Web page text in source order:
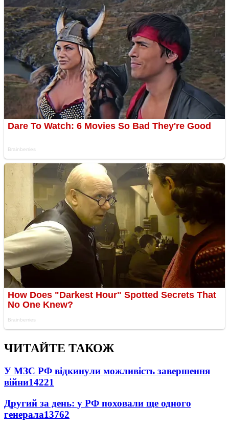
ЧИТАЙТЕ ТАКОЖ
У МЗС РФ відкинули можливість завершення
війни14221
Другий за день: у РФ поховали ще одного
генерала13762